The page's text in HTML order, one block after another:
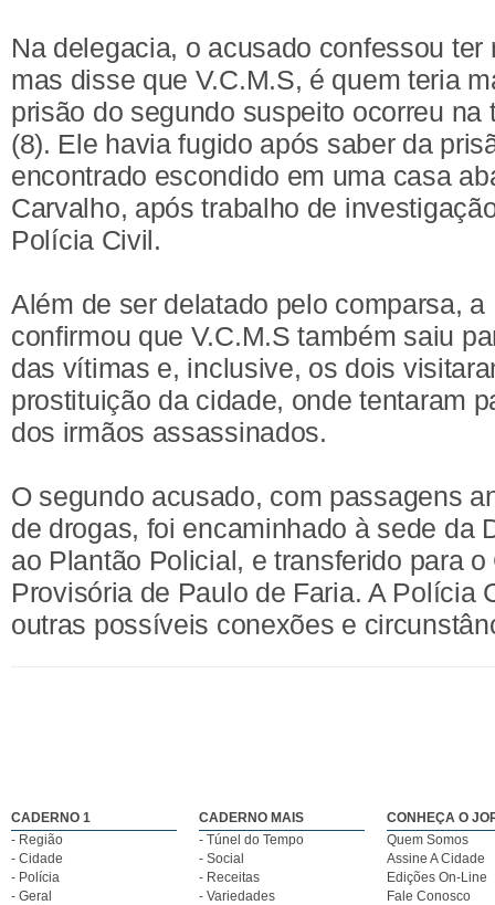
Na delegacia, o acusado confessou ter
mas disse que V.C.M.S, é quem teria
prisão do segundo suspeito ocorreu na
(8). Ele havia fugido após saber da
encontrado escondido em uma casa
Carvalho, após trabalho de
Polícia Civil.
Além de ser delatado pelo comparsa,
confirmou que V.C.M.S também saiu
das vítimas e, inclusive, os dois
prostituição da cidade, onde tentaram
dos irmãos assassinados.
O segundo acusado, com passagens
de drogas, foi encaminhado à sede da
ao Plantão Policial, e transferido para
Provisória de Paulo de Faria. A Polícia
outras possíveis conexões e
CADERNO 1
- Região
- Cidade
- Polícia
- Geral
CADERNO MAIS
- Túnel do Tempo
- Social
- Receitas
- Variedades
CONHEÇA O
Quem Somos
Assine A Cidade
Edições On-Line
Fale Conosco